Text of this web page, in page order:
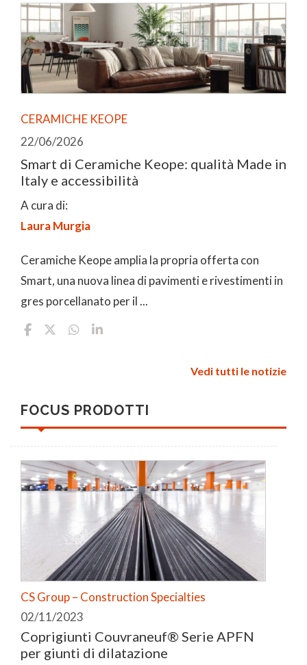
CERAMICHE KEOPE
22/06/2026
Smart di Ceramiche Keope: qualità Made in
Italy e accessibilità
A cura di:
Laura Murgia
Ceramiche Keope amplia la propria offerta con
Smart, una nuova linea di pavimenti e rivestimenti in
gres porcellanato per il ...
Vedi tutti le notizie
FOCUS PRODOTTI
CS Group – Construction Specialties
02/11/2023
Coprigiunti Couvraneuf® Serie APFN
per giunti di dilatazione